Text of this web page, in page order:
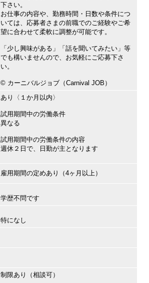
下さい。
お仕事の内容や、勤務時間・日数や条件につ
いては、応募者さまの前職でのご経験やご希
望に合わせて柔軟に調整が可能です。
「少し興味がある」「話を聞いてみたい」等
でも構いませんので、お気軽にご応募下さ
い。
©︎ カーニバルジョブ（Carnival JOB）
あり〈１か月以内〉
試用期間中の労働条件
異なる
試用期間中の労働条件の内容
週休２日で、日勤が主となります
雇用期間の定めあり（4ヶ月以上）
学歴不問です
特になし
制限あり（相談可）